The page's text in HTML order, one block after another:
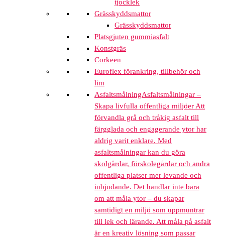
tjocklek
Grässkyddsmattor
Grässkyddsmattor
Platsgjuten gummiasfalt
Konstgräs
Corkeen
Euroflex förankring, tillbehör och
lim
AsfaltsmålningAsfaltsmålningar –
Skapa livfulla offentliga miljöer Att
förvandla grå och tråkig asfalt till
färgglada och engagerande ytor har
aldrig varit enklare. Med
asfaltsmålningar kan du göra
skolgårdar, förskolegårdar och andra
offentliga platser mer levande och
inbjudande. Det handlar inte bara
om att måla ytor – du skapar
samtidigt en miljö som uppmuntrar
till lek och lärande. Att måla på asfalt
är en kreativ lösning som passar